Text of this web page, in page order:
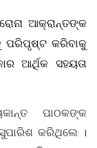
ଆକ୍ରାନ୍ତଙ୍କ
ପରିପୃଷ୍ଟ କରିବାକୁ
ଆର୍ଥିକ ସହୟତା
ପାଠକଙ୍କ
କରିଥିଲେ ।